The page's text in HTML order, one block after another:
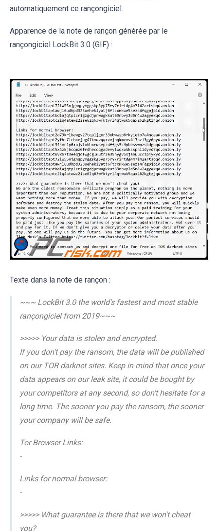
automatiquement ce rançongiciel.
Apparence de la note de rançon générée par le
rançongiciel LockBit 3.0 (GIF) :
Texte dans la note de rançon :
~~~ LockBit 3.0 the world's fastest and most stable
rançongiciel from 2019~~~
>>>>> Your data is stolen and encrypted.
If you don't pay the ransom, the data will be published
on our TOR darknet sites. Keep in mind that once your
data appears on our leak site, it could be bought by
your competitors at any second, so don't hesitate for a
long time. The sooner you pay the ransom, the sooner
your company will be safe.
Tor Browser Links:
-
Links for normal browser:
-
>>>>> What guarantee is there that we won't cheat
you?